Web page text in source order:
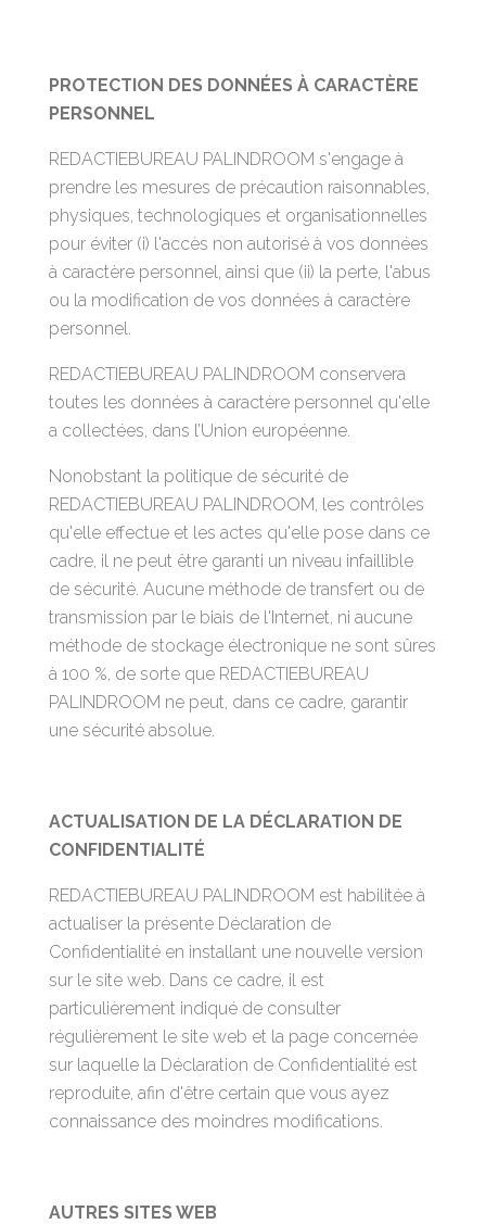
PROTECTION DES DONNÉES À CARACTÈRE
PERSONNEL
REDACTIEBUREAU PALINDROOM s'engage à
prendre les mesures de précaution raisonnables,
physiques, technologiques et organisationnelles
pour éviter (i) l'accès non autorisé à vos données
à caractère personnel, ainsi que (ii) la perte, l'abus
ou la modification de vos données à caractère
personnel.
REDACTIEBUREAU PALINDROOM conservera
toutes les données à caractère personnel qu'elle
a collectées, dans l’Union européenne.
Nonobstant la politique de sécurité de
REDACTIEBUREAU PALINDROOM, les contrôles
qu'elle effectue et les actes qu'elle pose dans ce
cadre, il ne peut être garanti un niveau infaillible
de sécurité. Aucune méthode de transfert ou de
transmission par le biais de l'Internet, ni aucune
méthode de stockage électronique ne sont sûres
à 100 %, de sorte que REDACTIEBUREAU
PALINDROOM ne peut, dans ce cadre, garantir
une sécurité absolue.
ACTUALISATION DE LA DÉCLARATION DE
CONFIDENTIALITÉ
REDACTIEBUREAU PALINDROOM est habilitée à
actualiser la présente Déclaration de
Confidentialité en installant une nouvelle version
sur le site web. Dans ce cadre, il est
particulièrement indiqué de consulter
régulièrement le site web et la page concernée
sur laquelle la Déclaration de Confidentialité est
reproduite, afin d'être certain que vous ayez
connaissance des moindres modifications.
AUTRES SITES WEB